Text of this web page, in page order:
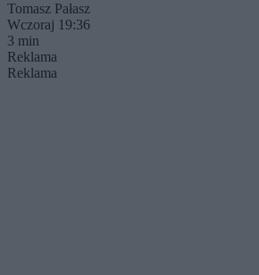
Tomasz Pałasz
Wczoraj 19:36
3 min
Reklama
Reklama